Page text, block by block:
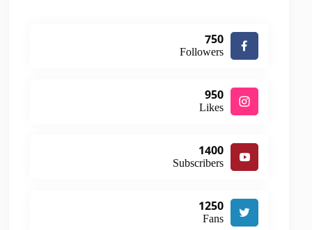
750
Followers
950
Likes
1400
Subscribers
1250
Fans